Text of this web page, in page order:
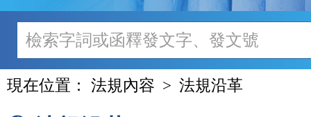
容
現在位置： 法規內容 法規沿革